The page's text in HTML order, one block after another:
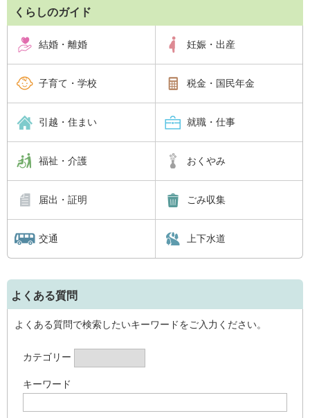
くらしのガイド
結婚・離婚 妊娠・出産
子育て・学校 税金・国民年金
引越・住まい 就職・仕事
福祉・介護 おくやみ
届出・証明 ごみ収集
交通 上下水道
よくある質問
よくある質問で検索したいキーワードをご入力ください。
カテゴリー
キーワード